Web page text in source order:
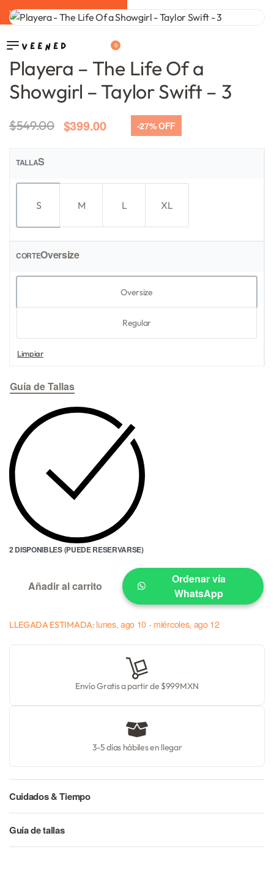
WELCOME TO THE NEW ERA ❤️‍🔥
0
Playera – The Life Of a
Showgirl – Taylor Swift – 3
$549.00 $399.00 -27% OFF
TALLAS
S M L XL
CORTEOversize
Oversize
Regular
Limpiar
Guía de Tallas
2 DISPONIBLES (PUEDE RESERVARSE)
Añadir al carrito
Ordenar vía
WhatsApp
LLEGADA ESTIMADA: lunes, ago 10 - miércoles, ago 12
Envío Gratis a partir de $999MXN
3-5 días hábiles en llegar
Cuidados & Tiempo
Guía de tallas